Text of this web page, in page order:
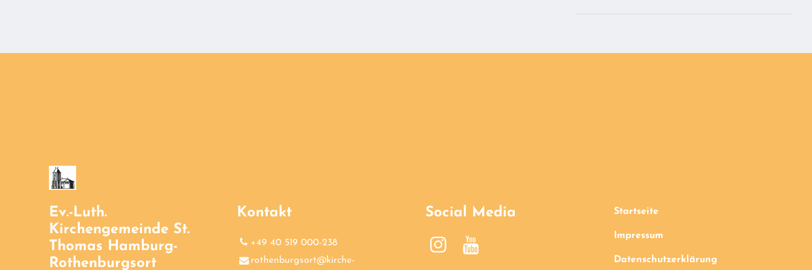
Ev.-Luth.
Kirchengemeinde St.
Thomas Hamburg-
Rothenburgsort
Kontakt
+49 40 519 000-238
rothenburgsort@​kirche-
Social Media Startseite
Impressum
Datenschutzerklärung